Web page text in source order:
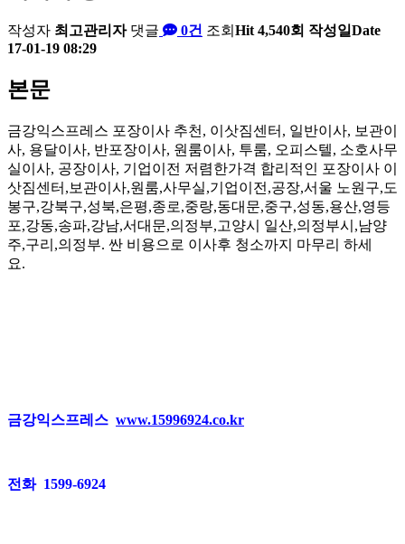
작성자 최고관리자 댓글 0건 조회 Hit 4,540회 작성일Date
17-01-19 08:29
본문
금강익스프레스 포장이사 추천, 이삿짐센터, 일반이사, 보관이
사, 용달이사, 반포장이사, 원룸이사, 투룸, 오피스텔, 소호사무
실이사, 공장이사, 기업이전 저렴한가격 합리적인 포장이사 이
삿짐센터,보관이사,원룸,사무실,기업이전,공장,서울 노원구,도
봉구,강북구,성북,은평,종로,중랑,동대문,중구,성동,용산,영등
포,강동,송파,강남,서대문,의정부,고양시 일산,의정부시,남양
주,구리,의정부. 싼 비용으로 이사후 청소까지 마무리 하세
요.
금강익스프레스 www.15996924.co.kr
전화 1599-6924